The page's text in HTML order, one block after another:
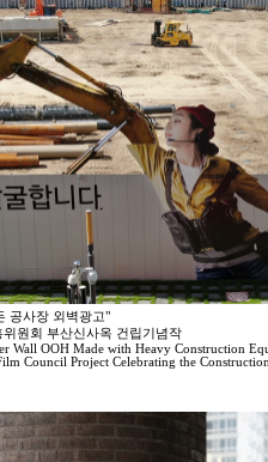
공사장 외벽광고"
원회 부산신사옥 건립기념작
Wall OOH Made with Heavy Construction
Council Project Celebrating the